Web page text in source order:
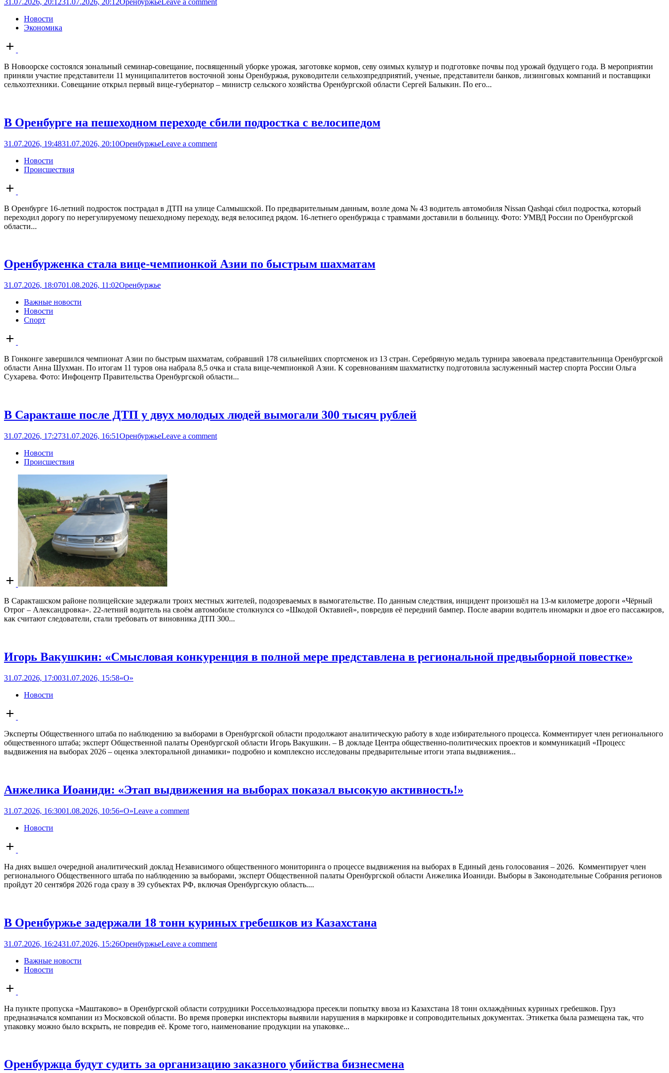
Новости
Экономика
Open
post
В Новоорске состоялся зональный семинар-совещание, посвященный уборке урожая, заготовке кормов, севу озимых культур и подготовке почвы под урожай будущего года. В мероприятии
приняли участие представители 11 муниципалитетов восточной зоны Оренбуржья, руководители сельхозпредприятий, ученые, представители банков, лизинговых компаний и поставщики
сельхозтехники. Совещание открыл первый вице-губернатор – министр сельского хозяйства Оренбургской области Сергей Балыкин. По его...
В Оренбурге на пешеходном переходе сбили подростка с велосипедом
31.07.2026, 19:4831.07.2026, 20:10ОренбуржьеLeave a comment
Новости
Происшествия
Open
post
В Оренбурге 16-летний подросток пострадал в ДТП на улице Салмышской. По предварительным данным, возле дома № 43 водитель автомобиля Nissan Qashqai сбил подростка, который
переходил дорогу по нерегулируемому пешеходному переходу, ведя велосипед рядом. 16-летнего оренбуржца с травмами доставили в больницу. Фото: УМВД России по Оренбургской
области...
Оренбурженка стала вице-чемпионкой Азии по быстрым шахматам
31.07.2026, 18:0701.08.2026, 11:02Оренбуржье
Важные новости
Новости
Спорт
Open
post
В Гонконге завершился чемпионат Азии по быстрым шахматам, собравший 178 сильнейших спортсменок из 13 стран. Серебряную медаль турнира завоевала представительница Оренбургской
области Анна Шухман. По итогам 11 туров она набрала 8,5 очка и стала вице-чемпионкой Азии. К соревнованиям шахматистку подготовила заслуженный мастер спорта России Ольга
Сухарева. Фото: Инфоцентр Правительства Оренбургской области...
В Саракташе после ДТП у двух молодых людей вымогали 300 тысяч рублей
31.07.2026, 17:2731.07.2026, 16:51ОренбуржьеLeave a comment
Новости
Происшествия
В Саракташском районе полицейские задержали троих местных жителей, подозреваемых в вымогательстве. По данным следствия, инцидент произошёл на 13-м километре дороги «Чёрный
Отрог – Александровка». 22-летний водитель на своём автомобиле столкнулся со «Шкодой Октавией», повредив её передний бампер. После аварии водитель иномарки и двое его пассажиров,
как считают следователи, стали требовать от виновника ДТП 300...
Игорь Вакушкин: «Смысловая конкуренция в полной мере представлена в региональной предвыборной повестке»
31.07.2026, 17:0031.07.2026, 15:58«О»
Новости
Open
post
Эксперты Общественного штаба по наблюдению за выборами в Оренбургской области продолжают аналитическую работу в ходе избирательного процесса. Комментирует член регионального
общественного штаба; эксперт Общественной палаты Оренбургской области Игорь Вакушкин. – В докладе Центра общественно-политических проектов и коммуникаций «Процесс
выдвижения на выборах 2026 – оценка электоральной динамики» подробно и комплексно исследованы предварительные итоги этапа выдвижения...
Анжелика Иоаниди: «Этап выдвижения на выборах показал высокую активность!»
31.07.2026, 16:3001.08.2026, 10:56«О»Leave a comment
Новости
Open
post
На днях вышел очередной аналитический доклад Независимого общественного мониторинга о процессе выдвижения на выборах в Единый день голосования – 2026. Комментирует член
регионального Общественного штаба по наблюдению за выборами, эксперт Общественной палаты Оренбургской области Анжелика Иоаниди. Выборы в Законодательные Собрания регионов
пройдут 20 сентября 2026 года сразу в 39 субъектах РФ, включая Оренбургскую область....
В Оренбуржье задержали 18 тонн куриных гребешков из Казахстана
31.07.2026, 16:2431.07.2026, 15:26ОренбуржьеLeave a comment
Важные новости
Новости
Open
post
На пункте пропуска «Маштаково» в Оренбургской области сотрудники Россельхознадзора пресекли попытку ввоза из Казахстана 18 тонн охлаждённых куриных гребешков. Груз
предназначался компании из Московской области. Во время проверки инспекторы выявили нарушения в маркировке и сопроводительных документах. Этикетка была размещена так, что
упаковку можно было вскрыть, не повредив её. Кроме того, наименование продукции на упаковке...
Оренбуржца будут судить за организацию заказного убийства бизнесмена